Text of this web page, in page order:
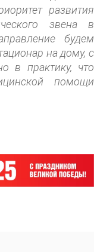
развития
звена в
будем
на дому, с
в практику, что
помощи